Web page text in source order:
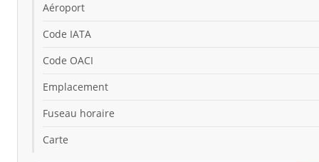
Aéroport
Code IATA
Code OACI
Emplacement
Fuseau horaire
Carte